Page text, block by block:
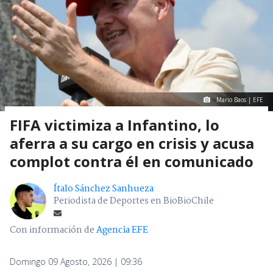
Mario Baos | EFE
FIFA victimiza a Infantino, lo
aferra a su cargo en crisis y acusa
complot contra él en comunicado
Ítalo Sánchez Sanhueza
Periodista de Deportes en BioBioChile
Con información deAgencia EFE
Domingo 09 Agosto, 2026 | 09:36